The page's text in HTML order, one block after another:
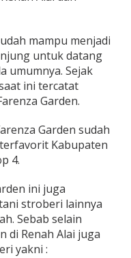
mampu menjadi
untuk datang
umumnya. Sejak
ini tercatat
Garden.
Garden sudah
Kabupaten
4.
ini juga
stroberi lainnya
Sebab selain
di Renah Alai juga
yakni :